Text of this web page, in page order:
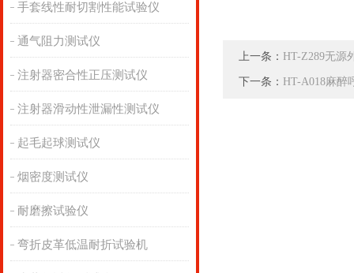
手套线性耐切割性能试验仪
通气阻力测试仪
注射器密合性正压测试仪
注射器滑动性泄漏性测试仪
起毛起球测试仪
烟密度测试仪
耐磨擦试验仪
弯折皮革低温耐折试验机
上一条： HT-Z289无源
下一条： HT-A018麻醉